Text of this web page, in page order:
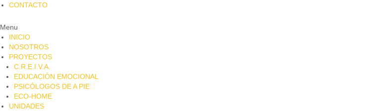
CONTACTO
Menu
INICIO
NOSOTROS
PROYECTOS
C.R.E.I.V.A.
EDUCACIÓN EMOCIONAL
PSICÓLOGOS DE A PIE​
ECO-HOME
UNIDADES